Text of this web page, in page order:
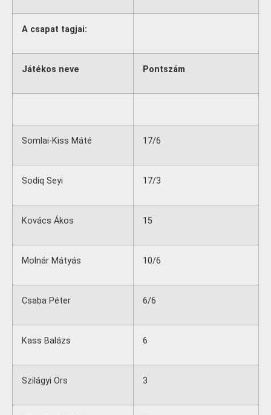
A csapat tagjai:
Játékos neve Pontszám
Somlai-Kiss Máté 17/6
Sodiq Seyi 17/3
Kovács Ákos 15
Molnár Mátyás 10/6
Csaba Péter 6/6
Kass Balázs 6
Szilágyi Örs 3